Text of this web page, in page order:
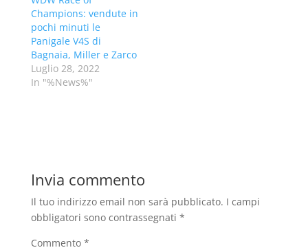
Champions: vendute in
pochi minuti le
Panigale V4S di
Bagnaia, Miller e Zarco
Luglio 28, 2022
In "%News%"
Invia commento
Il tuo indirizzo email non sarà pubblicato. I campi
obbligatori sono contrassegnati *
Commento *